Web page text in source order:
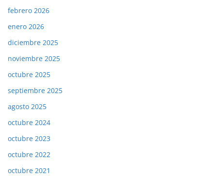
febrero 2026
enero 2026
diciembre 2025
noviembre 2025
octubre 2025
septiembre 2025
agosto 2025
octubre 2024
octubre 2023
octubre 2022
octubre 2021